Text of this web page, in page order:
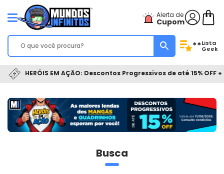
Alerta de
Cupom
**Lista
Geek
HERÓIS EM AÇÃO: Descontos Progressivos de até 15% OFF
Busca